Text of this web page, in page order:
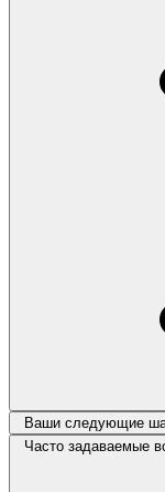
Ваши следующие
Часто задаваемые